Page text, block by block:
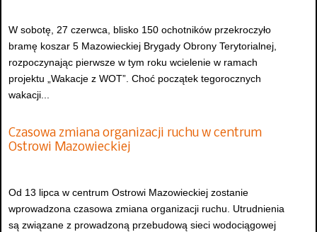
W sobotę, 27 czerwca, blisko 150 ochotników przekroczyło
bramę koszar 5 Mazowieckiej Brygady Obrony Terytorialnej,
rozpoczynając pierwsze w tym roku wcielenie w ramach
projektu „Wakacje z WOT”. Choć początek tegorocznych
wakacji...
Czasowa zmiana organizacji ruchu w centrum
Ostrowi Mazowieckiej
Od 13 lipca w centrum Ostrowi Mazowieckiej zostanie
wprowadzona czasowa zmiana organizacji ruchu. Utrudnienia
są związane z prowadzoną przebudową sieci wodociągowej